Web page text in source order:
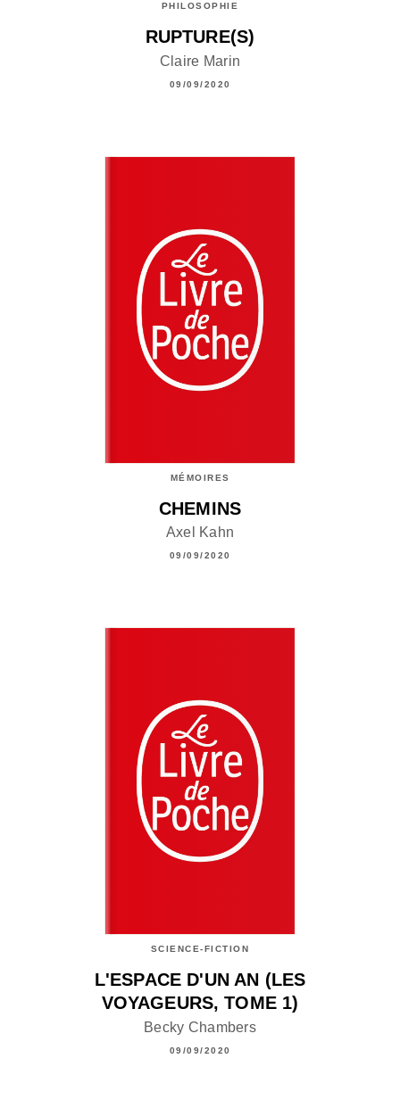
PHILOSOPHIE
RUPTURE(S)
Claire Marin
09/09/2020
MÉMOIRES
CHEMINS
Axel Kahn
09/09/2020
SCIENCE-FICTION
L'ESPACE D'UN AN (LES
VOYAGEURS, TOME 1)
Becky Chambers
09/09/2020